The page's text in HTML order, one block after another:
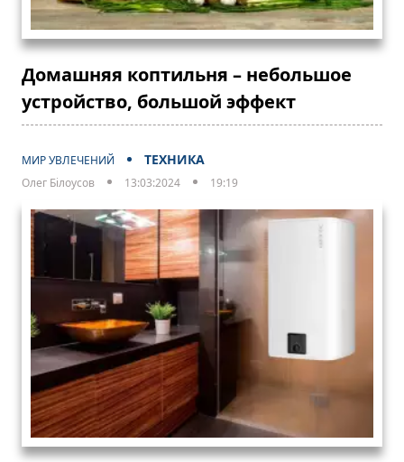
Домашняя коптильня – небольшое
устройство, большой эффект
МИР УВЛЕЧЕНИЙ ТЕХНИКА
Олег Білоусов 13:03:2024 19:19